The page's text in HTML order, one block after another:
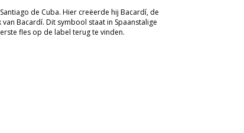
de Cuba. Hier creëerde hij Bacardí, de
Bacardí. Dit symbool staat in Spaanstalige
fles op de label terug te vinden.